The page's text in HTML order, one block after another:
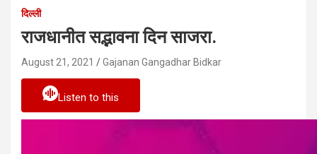
दिल्ली
राजधानीत सद्भावना दिन साजरा.
August 21, 2021 Gajanan Gangadhar Bidkar
Listen to this